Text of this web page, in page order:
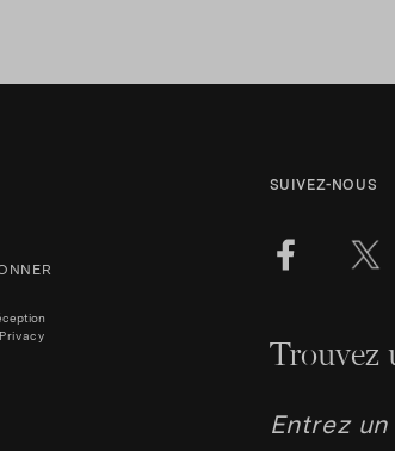
Privacy
SUIVEZ-NOUS
Trouvez